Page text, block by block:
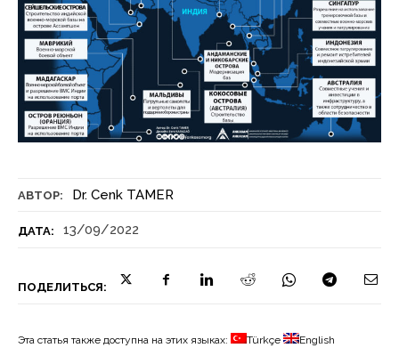
АВТОР: Dr. Cenk TAMER
ДАТА: 13/09/2022
ПОДЕЛИТЬСЯ:
Эта статья также доступна на этих языках: Türkçe English